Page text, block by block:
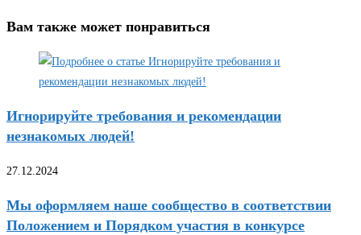
Вам также может понравиться
Игнорируйте требования и рекомендации
незнакомых людей!
27.12.2024
Мы оформляем наше сообщество в соответствии
Положением и Порядком участия в конкурсе